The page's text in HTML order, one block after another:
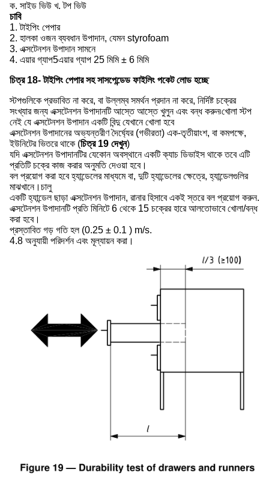
ক. সাইড ভিউ খ. টপ ভিউ
চাবি
1. টাইপিং পেপার
2. হালকা ওজন ব্যবধান উপাদান, যেমন styrofoam
3. এক্সটেনশন উপাদান সামনে
4. এয়ার গ্যাপ5এয়ার গ্যাপ 25 মিমি ± 6 মিমি
চিত্র 18- টাইপিং পেপার সহ সাসপেন্ডেড ফাইলিং পকেট লোড হচ্ছে
স্টপগুলিকে প্রভাবিত না করে, বা উল্লম্ব সমর্থন প্রদান না করে, নির্দিষ্ট চক্রের
সংখ্যার জন্য এক্সটেনশন উপাদানটি আস্তে আস্তে খুলুন এবং বন্ধ করুন৷খোলা স্টপ
নেই যে এক্সটেনশন উপাদান একটি বিন্দু যেখানে খোলা হবে
এক্সটেনশন উপাদানের অভ্যন্তরীণ দৈর্ঘ্যের (গভীরতা) এক-তৃতীয়াংশ, বা কমপক্ষে,
ইউনিটের ভিতরে থাকে (চিত্র 19 দেখুন)
যদি এক্সটেনশন উপাদানটির যেকোন অবস্থানে একটি ক্যাচ ডিভাইস থাকে তবে এটি
প্রতিটি চক্রে কাজ করার অনুমতি দেওয়া হবে।
বল প্রয়োগ করা হবে হ্যান্ডেলের মাধ্যমে বা, দুটি হ্যান্ডেলের ক্ষেত্রে, হ্যান্ডেলগুলির
মাঝখানে।চালু
একটি হ্যান্ডেল ছাড়া এক্সটেনশন উপাদান, রানার হিসাবে একই স্তরে বল প্রয়োগ করুন.
এক্সটেনশন উপাদানটি প্রতি মিনিটে 6 থেকে 15 চক্রের হারে আলতোভাবে খোলা/বন্ধ
করা হবে।
প্রস্তাবিত গড় গতি হল (0.25 ± 0.1 ) m/s.
4.8 অনুযায়ী পরিদর্শন এবং মূল্যায়ন করা।